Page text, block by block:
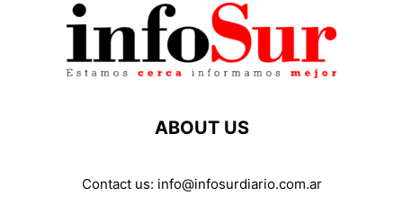
ABOUT US
Contact us: info@infosurdiario.com.ar